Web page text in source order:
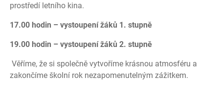
prostředí letního kina.
17.00 hodin – vystoupení žáků 1. stupně
19.00 hodin – vystoupení žáků 2. stupně
Věříme, že si společně vytvoříme krásnou atmosféru a
zakončíme školní rok nezapomenutelným zážitkem.